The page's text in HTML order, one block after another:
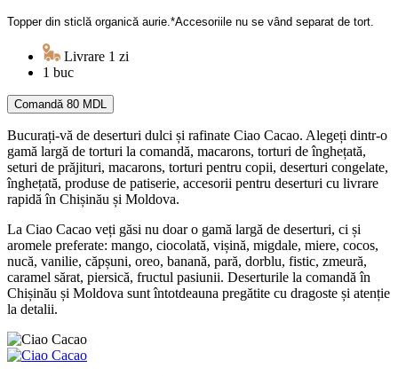
Topper din sticlă organică aurie.*Accesoriile nu se vând separat de tort.
Livrare 1 zi
1 buc
Comandă 80 MDL
Bucurați-vă de deserturi dulci și rafinate Ciao Cacao. Alegeți dintr-o
gamă largă de torturi la comandă, macarons, torturi de înghețată,
seturi de prăjituri, macarons, torturi pentru copii, deserturi congelate,
înghețată, produse de patiserie, accesorii pentru deserturi cu livrare
rapidă în Chișinău și Moldova.
La Ciao Cacao veți găsi nu doar o gamă largă de deserturi, ci și
aromele preferate: mango, ciocolată, vișină, migdale, miere, cocos,
nucă, vanilie, căpșuni, oreo, banană, pară, dorblu, fistic, zmeură,
caramel sărat, piersică, fructul pasiunii. Deserturile la comandă în
Chișinău și Moldova sunt întotdeauna pregătite cu dragoste și atenție
la detalii.